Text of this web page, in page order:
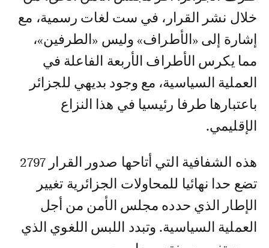
خلال نشر القرار، في ست لغات رسمية، مع
إشارة إلى «الأطراف» وليس «الطرفين»،
مما يكرس الأطراف الأربعة الفاعلة في
العملية السياسية، مع وجود بديهي للجزائر
باعتبارها طرفا رئيسيا في هذا النزاع
الإقليمي.
هذه الشفافية التي أتاحها صدور القرار 2797
تضع حدا نهائيا للمحاولات الجزائرية تغيير
الإطار الذي حدده مجلس الأمن من أجل
العملية السياسية. وتبدد اللبس اللغوي الذي